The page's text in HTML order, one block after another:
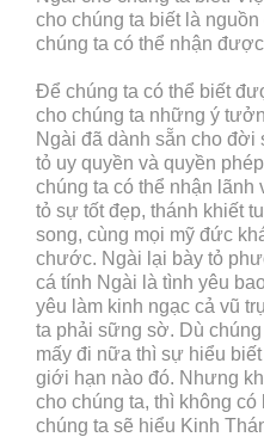
cho chúng ta biết là
chúng ta có thể nhận
Để chúng ta có thể biết
cho chúng ta những ý
Ngài đã dành sẵn cho đời
tỏ uy quyền và quyền
chúng ta có thể nhận
tỏ sự tốt đẹp, thánh khiết
song, cùng mọi mỹ đức
chước. Ngài lại bày tỏ
cá tính Ngài là tình yêu
yêu làm kinh ngạc cả vũ
ta phải sững sờ. Dù
mấy đi nữa thì sự hiểu
giới hạn nào đó. Nhưng
cho chúng ta, thì không
chúng ta sẽ hiểu Kinh